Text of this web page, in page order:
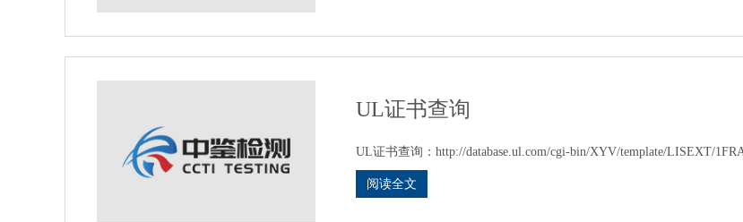
UL证书查询
UL证书查询：http://database.ul.com/cgi-bin/XYV/template/LISEXT/
阅读全文